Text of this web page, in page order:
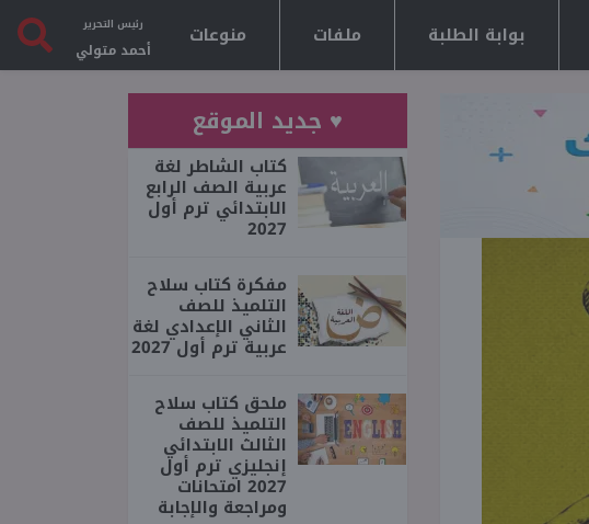
بوابة الطلبة ملفات منوعات رئيس التحرير
أحمد متولي
♥ جديد الموقع
كتاب الشاطر لغة
عربية الصف الرابع
الابتدائي ترم أول
2027
مفكرة كتاب سلاح
التلميذ للصف
الثاني الإعدادي لغة
عربية ترم أول 2027
ملحق كتاب سلاح
التلميذ للصف
الثالث الابتدائي
إنجليزي ترم أول
2027 امتحانات
ومراجعة والإجابة